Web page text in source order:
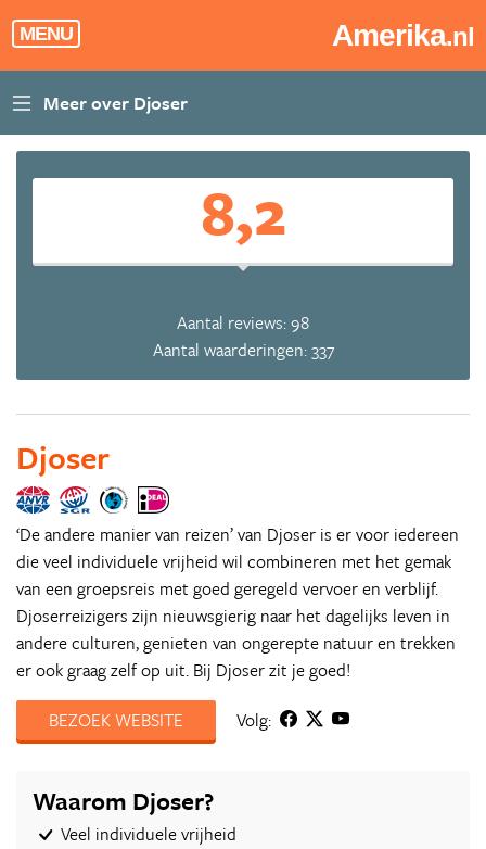
MENU Amerika.nl
8,2
Aantal reviews: 98
Aantal waarderingen: 337
Djoser
‘De andere manier van reizen’ van Djoser is er voor iedereen
die veel individuele vrijheid wil combineren met het gemak
van een groepsreis met goed geregeld vervoer en verblijf.
Djoserreizigers zijn nieuwsgierig naar het dagelijks leven in
andere culturen, genieten van ongerepte natuur en trekken
er ook graag zelf op uit. Bij Djoser zit je goed!
BEZOEK WEBSITE
Volg:
Waarom Djoser?
Veel individuele vrijheid